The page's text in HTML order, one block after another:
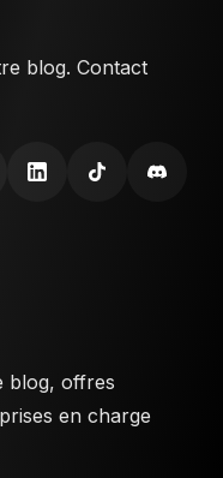
blog. Contact
blog, offres
en charge